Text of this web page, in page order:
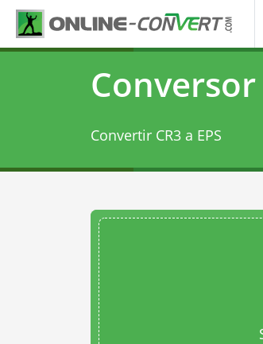
Conversor
Convertir CR3 a EPS